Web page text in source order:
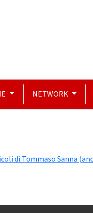
NETWORK
di Tommaso Sanna